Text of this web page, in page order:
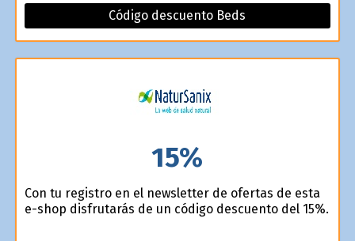
Código descuento Beds
15%
Con tu registro en el newsletter de ofertas de esta
e-shop disfrutarás de un código descuento del 15%.